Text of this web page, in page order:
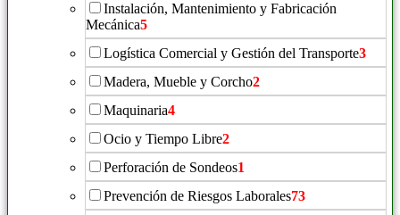
Instalación, Mantenimiento y Fabricación
Mecánica5
Logística Comercial y Gestión del Transporte3
Madera, Mueble y Corcho2
Maquinaria4
Ocio y Tiempo Libre2
Perforación de Sondeos1
Prevención de Riesgos Laborales73